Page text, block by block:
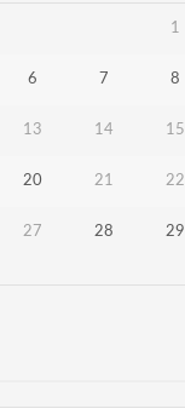
1
6 7 8
13 14 15
20 21 22
27 28 29